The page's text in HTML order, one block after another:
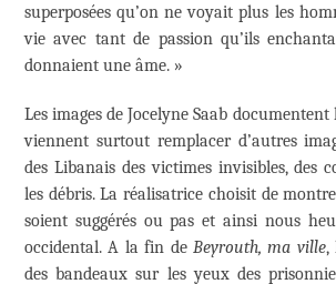
superposées qu’on ne voyait plus les
vie avec tant de passion qu’ils
donnaient une âme. »
Les images de Jocelyne Saab
viennent surtout remplacer d’autres
des Libanais des victimes invisibles, des
les débris. La réalisatrice choisit de
soient suggérés ou pas et ainsi nous
occidental. A la fin de Beyrouth, ma ville,
des bandeaux sur les yeux des